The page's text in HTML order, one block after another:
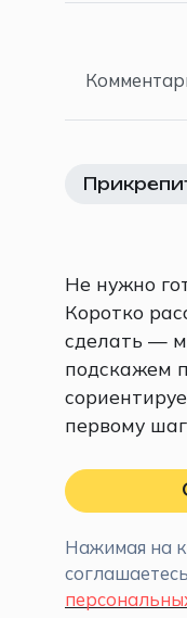
Не нужно
Коротко
сделать —
подскажем
первому
Нажимая на